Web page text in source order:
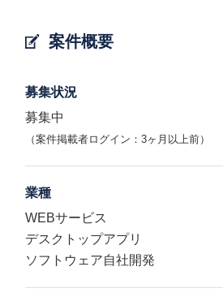
案件概要
募集状況
募集中
（案件掲載者ログイン：3ヶ月以上前）
業種
WEBサービス
デスクトップアプリ
ソフトウェア自社開発